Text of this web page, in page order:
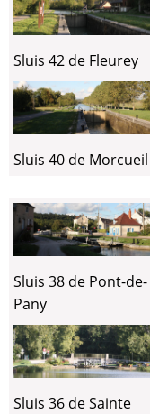
Sluis 42 de Fleurey
Sluis 40 de Morcueil
Sluis 38 de Pont-de-
Pany
Sluis 36 de Sainte